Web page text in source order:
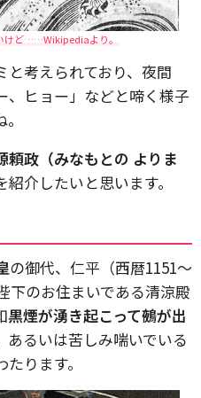
けど……Wikipediaより。
考えられており、夜間
、ヒョー」などと啼く様子
頼政（みなもとの よりま
介したいと思います。
の御代、仁平（西暦1151～
下のお住まいである清涼殿
黒煙が湧き起こって鵺が出
るいは苦しみ喘いでいる
ります。